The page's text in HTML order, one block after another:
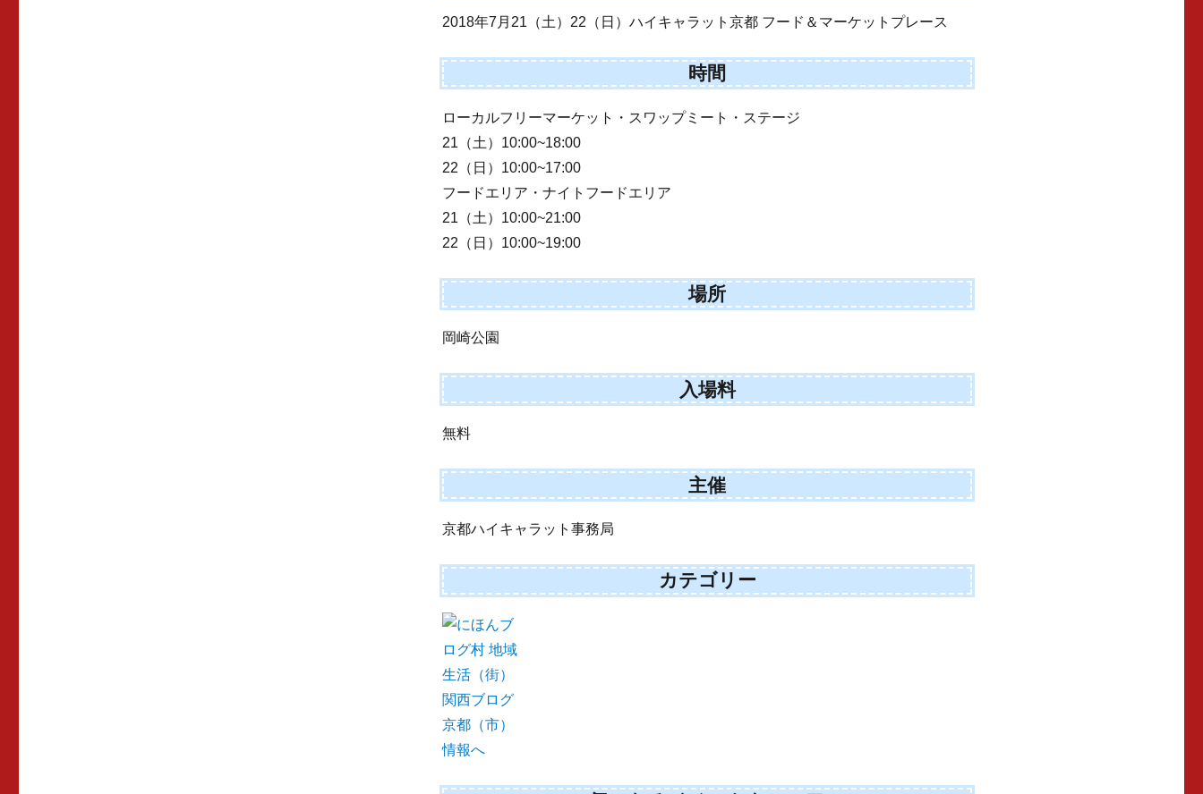
2018年7月21（土）22（日）ハイキャラット京都 フード＆マーケットプレース
時間
ローカルフリーマーケット・スワップミート・ステージ
21（土）10:00~18:00
22（日）10:00~17:00
フードエリア・ナイトフードエリア
21（土）10:00~21:00
22（日）10:00~19:00
場所
岡崎公園
入場料
無料
主催
京都ハイキャラット事務局
カテゴリー